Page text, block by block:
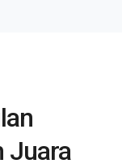
Juara